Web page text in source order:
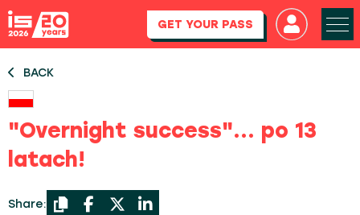
GET YOUR PASS
BACK
"Overnight success"... po 13
latach!
Share: